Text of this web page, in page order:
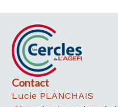
Contact
Lucie PLANCHAIS